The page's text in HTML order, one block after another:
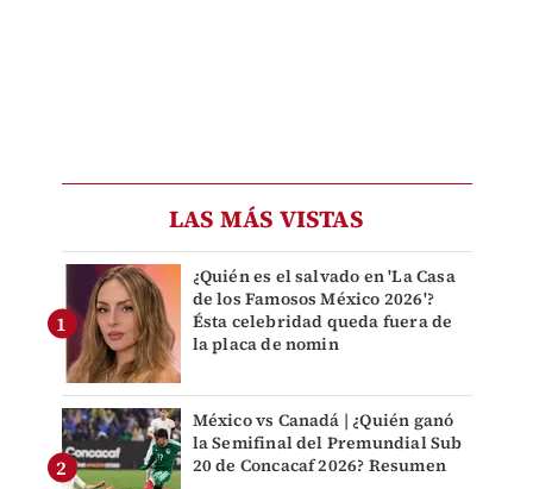
LAS MÁS VISTAS
¿Quién es el salvado en 'La Casa
de los Famosos México 2026'?
Ésta celebridad queda fuera de
la placa de nomin
México vs Canadá | ¿Quién ganó
la Semifinal del Premundial Sub
20 de Concacaf 2026? Resumen